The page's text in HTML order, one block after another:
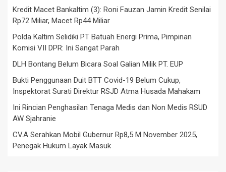
Kredit Macet Bankaltim (3): Roni Fauzan Jamin Kredit Senilai
Rp72 Miliar, Macet Rp44 Miliar
Polda Kaltim Selidiki PT Batuah Energi Prima, Pimpinan
Komisi VII DPR: Ini Sangat Parah
DLH Bontang Belum Bicara Soal Galian Milik PT. EUP
Bukti Penggunaan Duit BTT Covid-19 Belum Cukup,
Inspektorat Surati Direktur RSJD Atma Husada Mahakam
Ini Rincian Penghasilan Tenaga Medis dan Non Medis RSUD
AW Sjahranie
CV.A Serahkan Mobil Gubernur Rp8,5 M November 2025,
Penegak Hukum Layak Masuk